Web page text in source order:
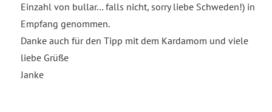
Einzahl von bullar… falls nicht, sorry liebe Schweden!) in
Empfang genommen.
Danke auch für den Tipp mit dem Kardamom und viele
liebe Grüße
Janke